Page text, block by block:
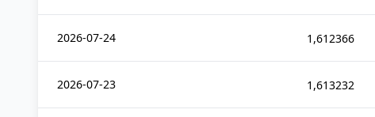
2026-07-24 1,612366
2026-07-23 1,613232